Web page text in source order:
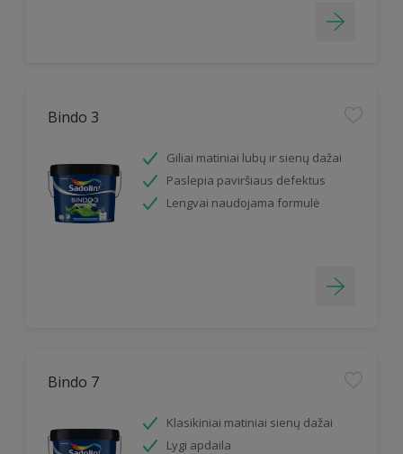
Bindo 3
Giliai matiniai lubų ir sienų dažai
Paslepia paviršiaus defektus
Lengvai naudojama formulė
Bindo 7
Klasikiniai matiniai sienų dažai
Lygi apdaila